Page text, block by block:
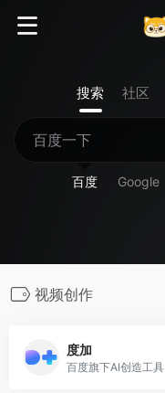
搜索 社区
百度 Google
视频创作
度加
百度旗下AI创造工具